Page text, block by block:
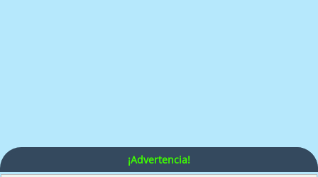
¡Advertencia!